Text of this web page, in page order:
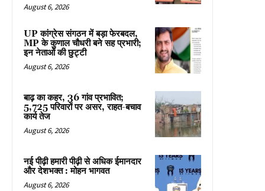
August 6, 2026
UP कांग्रेस संगठन में बड़ा फेरबदल,
MP के कुणाल चौधरी बने सह प्रभारी;
इन नेताओं की छुट्टी
August 6, 2026
बाढ़ का कहर, 36 गांव प्रभावित;
5,725 परिवारों पर असर, राहत-बचाव
कार्य तेज
August 6, 2026
नई पीढ़ी हमारी पीढ़ी से अधिक ईमानदार
और देशभक्त : मोहन भागवत
August 6, 2026